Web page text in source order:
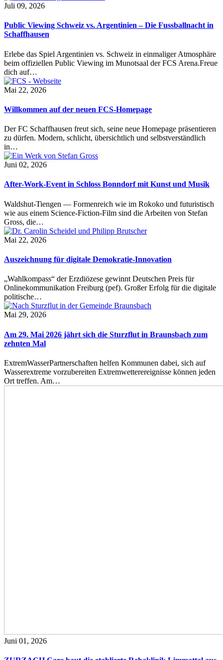
Juli 09, 2026
Public Viewing Schweiz vs. Argentinien – Die Fussballnacht in
Schaffhausen
Erlebe das Spiel Argentinien vs. Schweiz in einmaliger Atmosphäre
beim offiziellen Public Viewing im Munotsaal der FCS Arena.Freue
dich auf…
Mai 22, 2026
Willkommen auf der neuen FCS-Homepage
Der FC Schaffhausen freut sich, seine neue Homepage präsentieren
zu dürfen. Modern, schlicht, übersichtlich und selbstverständlich
in…
Juni 02, 2026
After-Work-Event in Schloss Bonndorf mit Kunst und Musik
Waldshut-Tiengen — Formenreich wie im Rokoko und futuristisch
wie aus einem Science-Fiction-Film sind die Arbeiten von Stefan
Gross, die…
Mai 22, 2026
Auszeichnung für digitale Demokratie-Innovation
„Wahlkompass“ der Erzdiözese gewinnt Deutschen Preis für
Onlinekommunikation Freiburg (pef). Großer Erfolg für die digitale
politische…
Mai 29, 2026
Am 29. Mai 2026 jährt sich die Sturzflut in Braunsbach zum
zehnten Mal
ExtremWasserPartnerschaften helfen Kommunen dabei, sich auf
Wasserextreme vorzubereiten Extremwetterereignisse können jeden
Ort treffen. Am…
Juni 01, 2026